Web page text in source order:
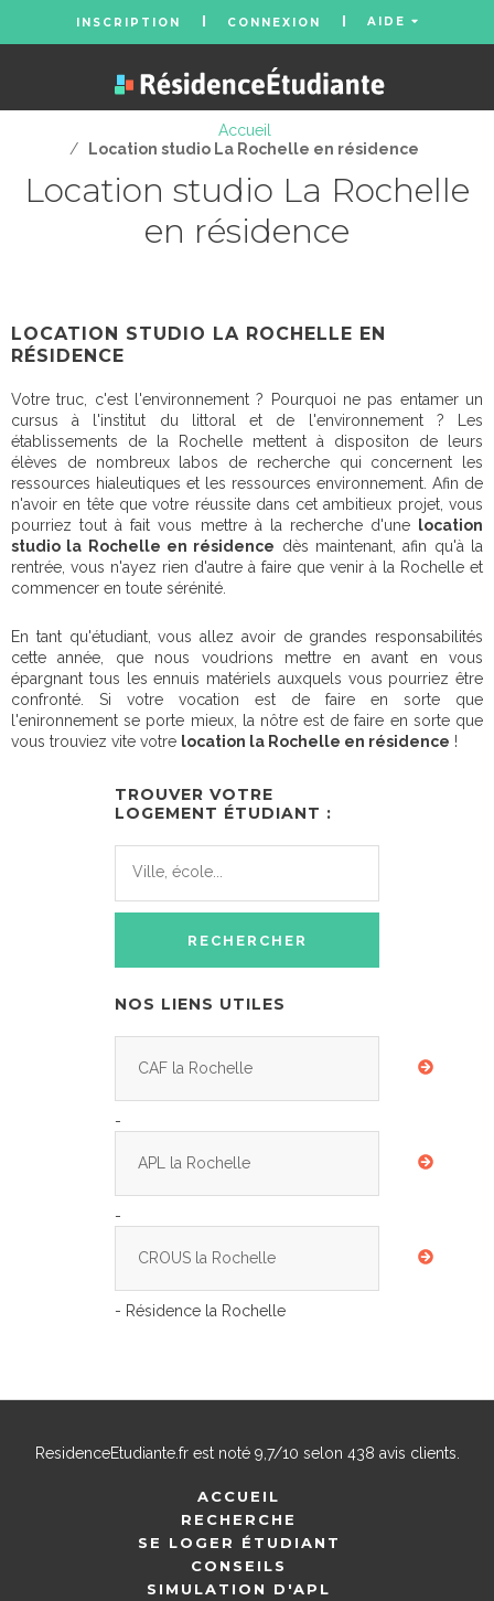
INSCRIPTION CONNEXION AIDE
Accueil
/
Location studio La Rochelle en résidence
Location studio La Rochelle
en résidence
LOCATION STUDIO LA ROCHELLE EN
RÉSIDENCE
Votre truc, c'est l'environnement ? Pourquoi ne pas entamer un
cursus à l'institut du littoral et de l'environnement ? Les
établissements de la Rochelle mettent à dispositon de leurs
élèves de nombreux labos de recherche qui concernent les
ressources hialeutiques et les ressources environnement. Afin de
n'avoir en tête que votre réussite dans cet ambitieux projet, vous
pourriez tout à fait vous mettre à la recherche d'une
location
studio la Rochelle en résidence dès maintenant, afin qu'à la
rentrée, vous n'ayez rien d'autre à faire que venir à la Rochelle et
commencer en toute sérénité.
En tant qu'étudiant, vous allez avoir de grandes responsabilités
cette année, que nous voudrions mettre en avant en vous
épargnant tous les ennuis matériels auxquels vous pourriez être
confronté. Si votre vocation est de faire en sorte que
l'enironnement se porte mieux, la nôtre est de faire en sorte que
vous trouviez vite votre location la Rochelle en résidence !
TROUVER VOTRE
LOGEMENT ÉTUDIANT :
NOS LIENS UTILES
CAF la Rochelle
-
APL la Rochelle
-
CROUS la Rochelle
- Résidence la Rochelle
ResidenceEtudiante.frest noté 9,7/10 selon 438 avis clients.
ACCUEIL
RECHERCHE
SE LOGER ÉTUDIANT
CONSEILS
SIMULATION D'APL